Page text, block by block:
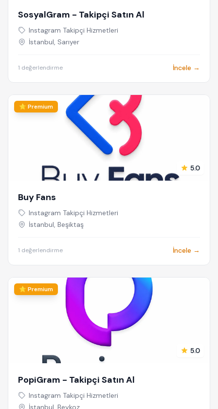
SosyalGram - Takipçi Satın Al
Instagram Takipçi Hizmetleri
İstanbul, Sarıyer
1 değerlendirme İncele →
⭐ Premium
5.0
Buy Fans
Instagram Takipçi Hizmetleri
İstanbul, Beşiktaş
1 değerlendirme İncele →
⭐ Premium
5.0
PopiGram - Takipçi Satın Al
Instagram Takipçi Hizmetleri
İstanbul, Beykoz